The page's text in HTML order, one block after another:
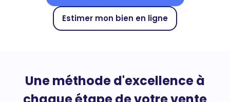
Estimer mon bien en ligne
Une méthode d'excellence à